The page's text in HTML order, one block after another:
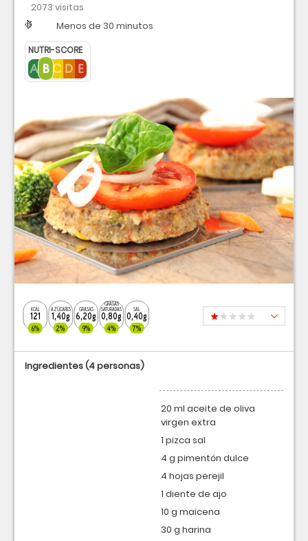
2073 visitas
Dificultad
Tiempo Menos de 30 minutos
NUTRI-SCORE
KCAL
121
6%
AZÚCARES
1,40g
2%
GRASAS
6,20g
9%
GRASAS
SATURADAS
0,80g
4%
SAL
0,40g
7%
Ingredientes(4 personas)
20 ml aceite de oliva
virgen extra
1 pizca sal
4 g pimentón dulce
4 hojas perejil
1 diente de ajo
10 g maicena
30 g harina